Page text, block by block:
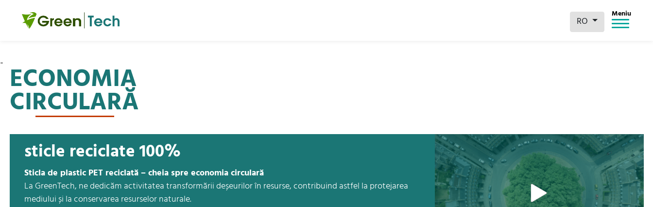
RO
Meniu
- ECONOMIA
CIRCULARĂ
sticle reciclate 100%
Sticla de plastic PET reciclată – cheia spre economia circulară
La GreenTech, ne dedicăm activitatea transformării deșeurilor în resurse, contribuind astfel la protejarea
mediului și la conservarea resurselor naturale.